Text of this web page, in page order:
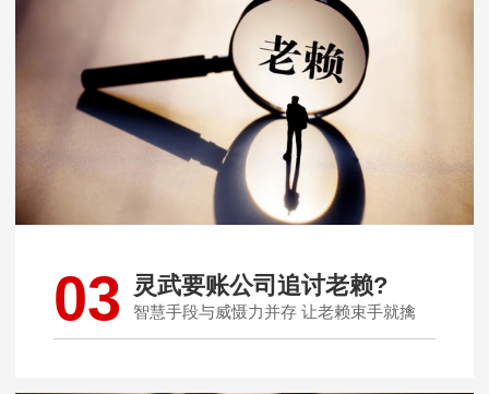
03 灵武要账公司追讨老赖?
智慧手段与威慑力并存 让老赖束手就擒